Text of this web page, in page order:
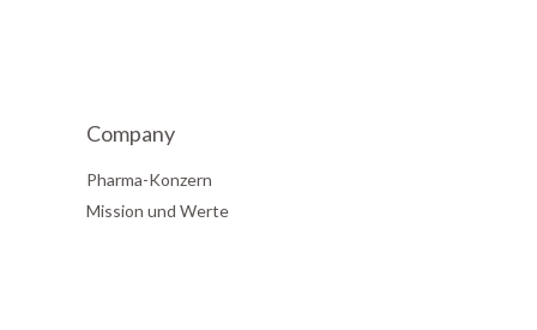
Company
Pharma-Konzern
Mission und Werte